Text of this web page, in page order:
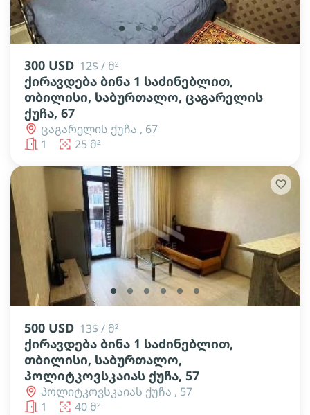
lens lens lens lens lens
300 USD 12$ / მ²
ქირავდება ბინა 1 საძინებლით,
თბილისი, საბურთალო, ცაგარელის
ქუჩა, 67
ცაგარელის ქუჩა , 67
1
25 მ²
lens lens lens lens lens lens
500 USD 13$ / მ²
ქირავდება ბინა 1 საძინებლით,
თბილისი, საბურთალო,
პოლიტკოვსკაიას ქუჩა, 57
პოლიტკოვსკაიას ქუჩა , 57
1
40 მ²